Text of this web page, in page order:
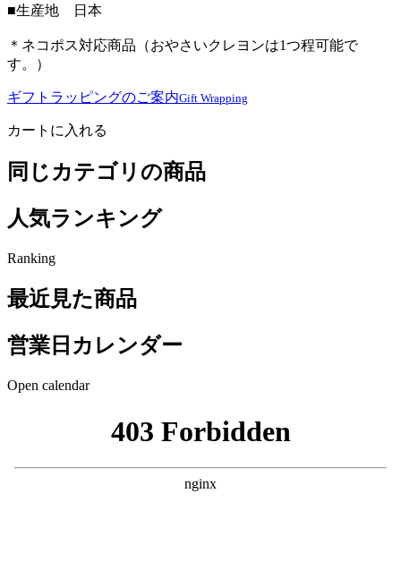
■生産地 日本
＊ネコポス対応商品（おやさいクレヨンは1つ程可能で
す。）
ギフトラッピングのご案内Gift Wrapping
カートに入れる
同じカテゴリの商品
人気ランキング
Ranking
最近見た商品
営業日カレンダー
Open calendar